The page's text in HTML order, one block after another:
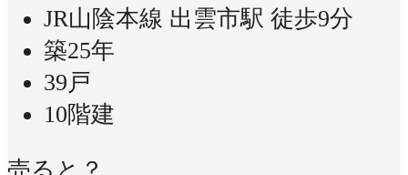
JR山陰本線 出雲市駅 徒歩9分
築25年
39戸
10階建